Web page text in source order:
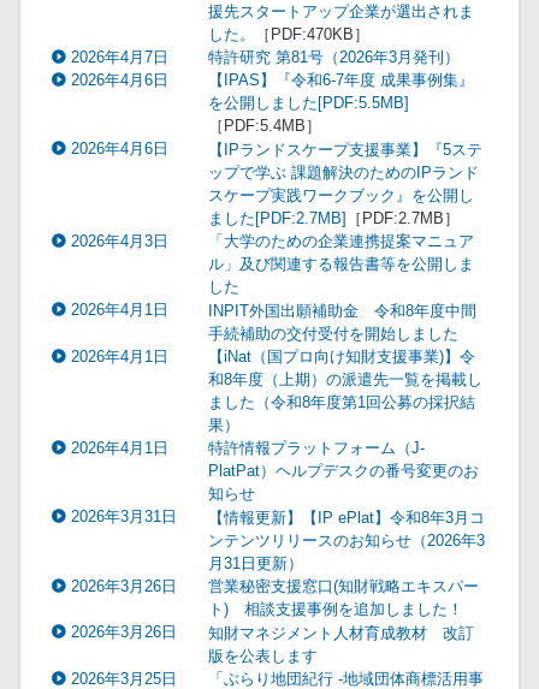
援先スタートアップ企業が選出されま
した。
［PDF:470KB］
2026年4月7日
特許研究 第81号（2026年3月発刊）
2026年4月6日
【IPAS】『令和6-7年度 成果事例集』
を公開しました[PDF:5.5MB]
［PDF:5.4MB］
2026年4月6日
【IPランドスケープ支援事業】『5ステ
ップで学ぶ 課題解決のためのIPランド
スケープ実践ワークブック』を公開し
ました[PDF:2.7MB]
［PDF:2.7MB］
2026年4月3日
「大学のための企業連携提案マニュア
ル」及び関連する報告書等を公開しま
した
2026年4月1日
INPIT外国出願補助金 令和8年度中間
手続補助の交付受付を開始しました
2026年4月1日
【iNat（国プロ向け知財支援事業)】令
和8年度（上期）の派遣先一覧を掲載し
ました（令和8年度第1回公募の採択結
果）
2026年4月1日
特許情報プラットフォーム（J-
PlatPat）ヘルプデスクの番号変更のお
知らせ
2026年3月31日
【情報更新】【IP ePlat】令和8年3月コ
ンテンツリリースのお知らせ（2026年3
月31日更新）
2026年3月26日
営業秘密支援窓口(知財戦略エキスパー
ト) 相談支援事例を追加しました！
2026年3月26日
知財マネジメント人材育成教材 改訂
版を公表します
2026年3月25日
「ぶらり地団紀行 -地域団体商標活用事